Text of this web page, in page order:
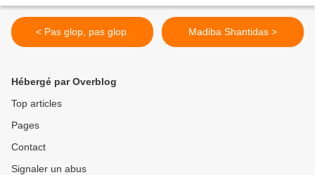
< Pas glop, pas glop. Madiba Shantidas >
Hébergé par Overblog
Top articles
Pages
Contact
Signaler un abus